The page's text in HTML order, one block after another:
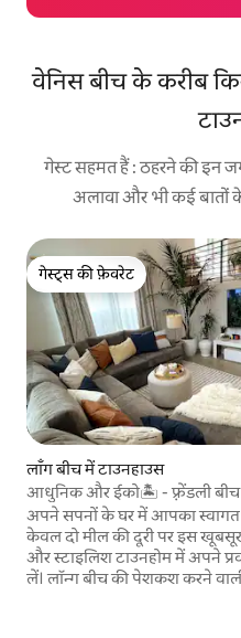
वेनिस बीच के करीब
गेस्ट सहमत हैं : ठहरने की इन
अलावा और भी कई बातों
गेस्ट्स की फ़ेवरेट
गेस्ट्स की फ़ेवरेट
लाँग बीच में टाउनहाउस
आधुनिक और ईको🏝 - फ़्रेंडली बीच
2BDR
अपने सपनों के घर में आपका स्वागत
केवल दो मील की दूरी पर इस
और स्टाइलिश टाउनहोम में अपने
लें। लॉन्ग बीच की पेशकश करने वाली हर चीज़ का